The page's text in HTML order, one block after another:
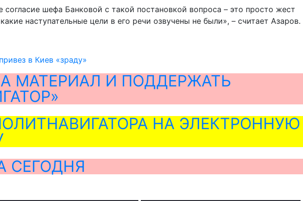
шефа Банковой с такой постановкой вопроса – это просто жест
наступательные цели в его речи озвучены не были», – считает Азаров.
в Киев «зраду»
МАТЕРИАЛ И ПОДДЕРЖАТЬ
НА ЭЛЕКТРОННУЮ
СЕГОДНЯ